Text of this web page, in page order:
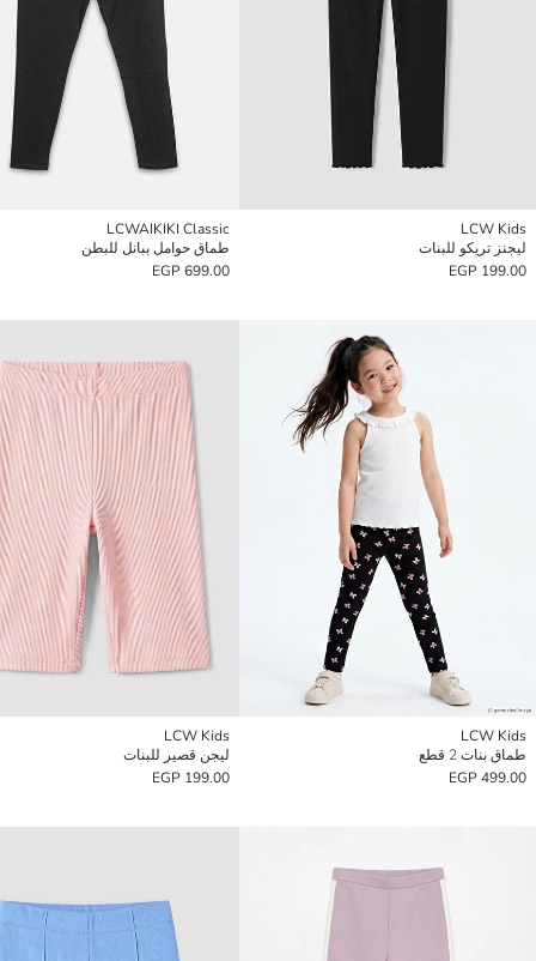
LCW Kids
ليجنز تريكو للبنات
199.00 EGP
LCWAIKIKI Classic
طماق حوامل ببانل للبطن
699.00 EGP
LCW Kids
طماق بنات 2 قطع
499.00 EGP
LCW Kids
ليجن قصير للبنات
199.00 EGP